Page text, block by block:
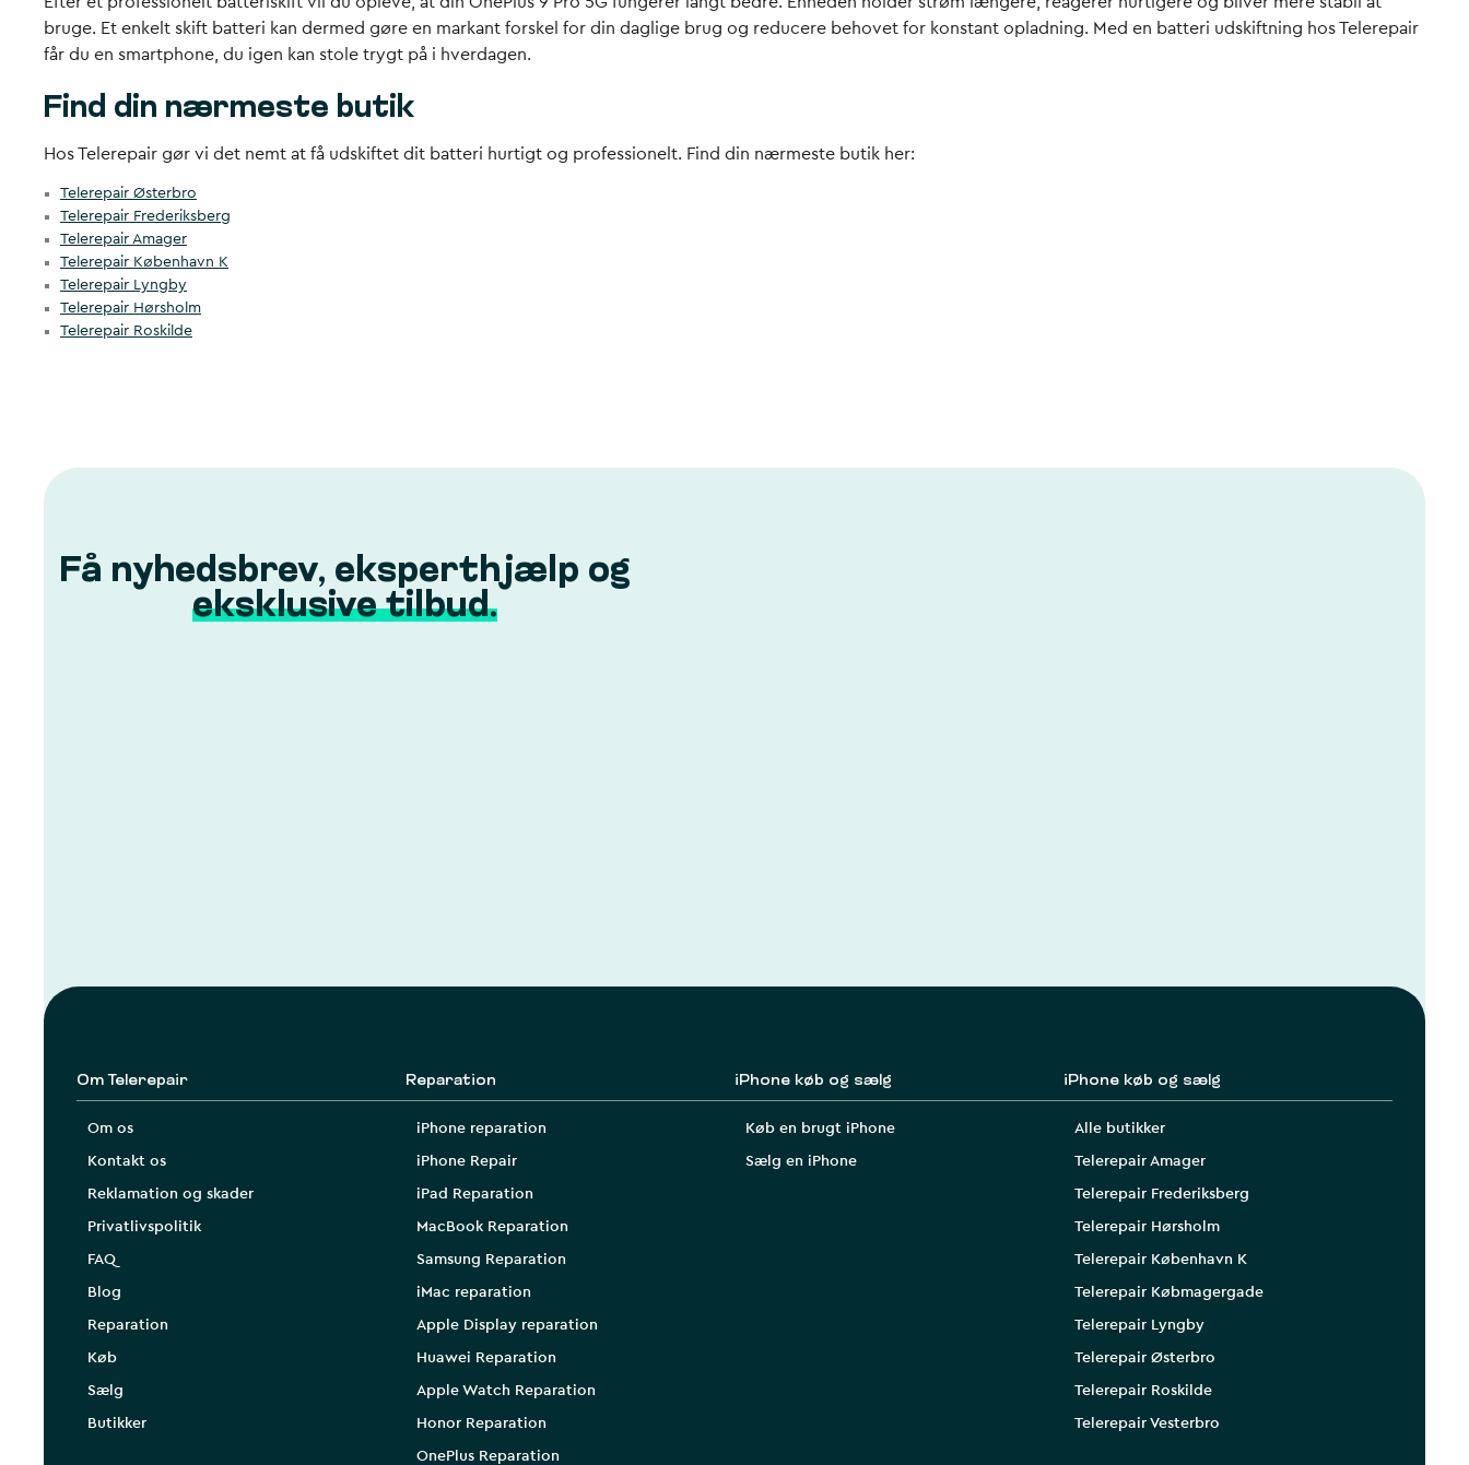
bruge. Et enkelt skift batteri kan dermed gøre en markant forskel for din daglige brug og reducere behovet for konstant opladning. Med en batteri udskiftning hos Telerepair
får du en smartphone, du igen kan stole trygt på i hverdagen.
Find din nærmeste butik
Hos Telerepair gør vi det nemt at få udskiftet dit batteri hurtigt og professionelt. Find din nærmeste butik her:
Telerepair Østerbro
Telerepair Frederiksberg
Telerepair Amager
Telerepair København K
Telerepair Lyngby
Telerepair Hørsholm
Telerepair Roskilde
Få nyhedsbrev, eksperthjælp og
eksklusive tilbud.
Om Telerepair
Om os
Kontakt os
Reklamation og skader
Privatlivspolitik
FAQ
Blog
Reparation
Køb
Sælg
Butikker
Reparation
iPhone reparation
iPhone Repair
iPad Reparation
MacBook Reparation
Samsung Reparation
iMac reparation
Apple Display reparation
Huawei Reparation
Apple Watch Reparation
Honor Reparation
OnePlus Reparation
iPhone køb og sælg
Køb en brugt iPhone
Sælg en iPhone
iPhone køb og sælg
Alle butikker
Telerepair Amager
Telerepair Frederiksberg
Telerepair Hørsholm
Telerepair København K
Telerepair Købmagergade
Telerepair Lyngby
Telerepair Østerbro
Telerepair Roskilde
Telerepair Vesterbro